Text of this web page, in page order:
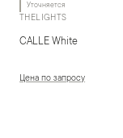
Уточняется
THELIGHTS
CALLE White
Цена по запросу